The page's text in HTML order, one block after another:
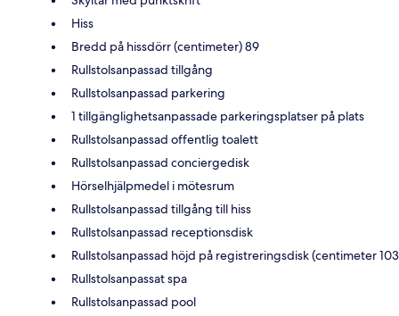
Hiss
Bredd på hissdörr (centimeter) 89
Rullstolsanpassad tillgång
Rullstolsanpassad parkering
1 tillgänglighetsanpassade parkeringsplatser på plats
Rullstolsanpassad offentlig toalett
Rullstolsanpassad conciergedisk
Hörselhjälpmedel i mötesrum
Rullstolsanpassad tillgång till hiss
Rullstolsanpassad receptionsdisk
Rullstolsanpassad höjd på registreringsdisk (centimeter 103
Rullstolsanpassat spa
Rullstolsanpassad pool